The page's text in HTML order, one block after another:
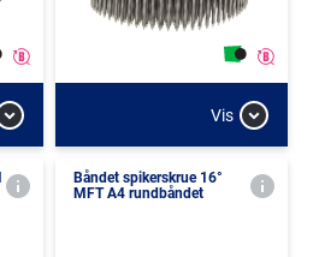
Vis
Båndet spikerskrue 16°
MFT A4 rundbåndet